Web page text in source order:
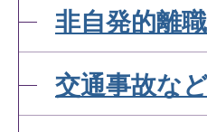
非自発的離
交通事故な